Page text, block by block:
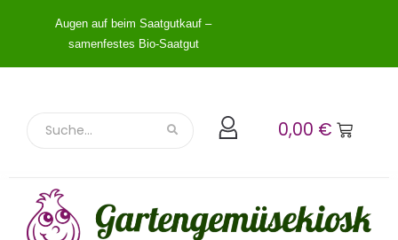
Augen auf beim Saatgutkauf –
samenfestes Bio-Saatgut
0,00 €